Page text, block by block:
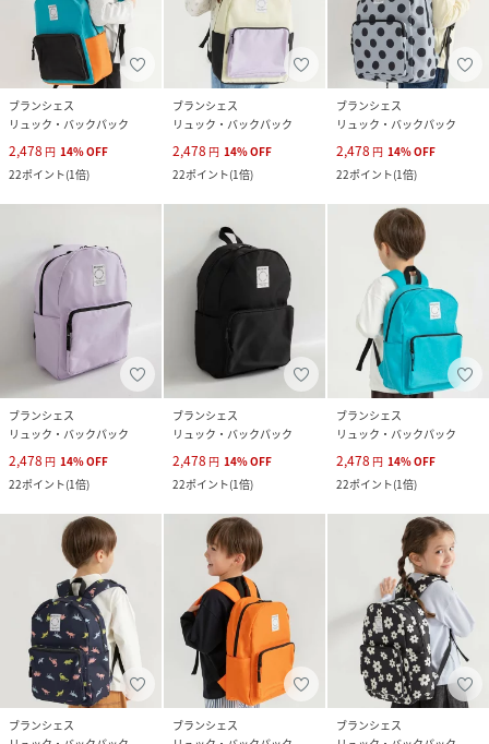
ブランシェス
リュック・バックパック
2,478 円 14%OFF
22ポイント(1倍)
ブランシェス
リュック・バックパック
2,478 円 14%OFF
22ポイント(1倍)
ブランシェス
リュック・バックパック
2,478 円 14%OFF
22ポイント(1倍)
ブランシェス
リュック・バックパック
2,478 円 14%OFF
22ポイント(1倍)
ブランシェス
リュック・バックパック
2,478 円 14%OFF
22ポイント(1倍)
ブランシェス
リュック・バックパック
2,478 円 14%OFF
22ポイント(1倍)
ブランシェス
ブランシェス
ブランシェス